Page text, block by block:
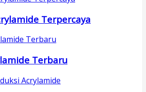
Terpercaya
Terbaru